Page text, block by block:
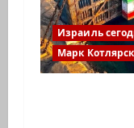
Израиль
Марк